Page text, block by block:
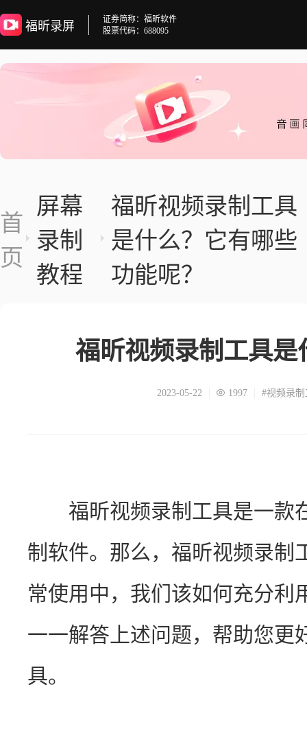
福昕录屏
证券简称：福昕软件
股票代码：688095
首
页
屏幕
录制
教程
福昕视频录制工具
是什么？它有哪些
功能呢？
福昕视频录制工具
2023-05-22 1997 #视频录制
福昕视频录制工具是一款
制软件。那么，福昕视频录制
常使用中，我们该如何充分利
一一解答上述问题，帮助您更
具。